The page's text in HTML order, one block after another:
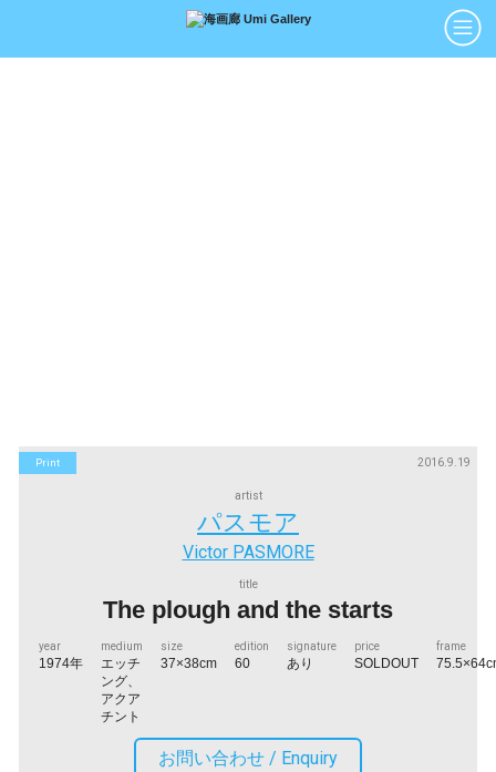
Print 2016.9.19
artist
パスモア
Victor PASMORE
title
The plough and the starts
year
1974年
medium
エッチ
ング、
アクア
チント
size
37×38cm
edition
60
signature
あり
price
SOLDOUT
frame
お問い合わせ / Enquiry